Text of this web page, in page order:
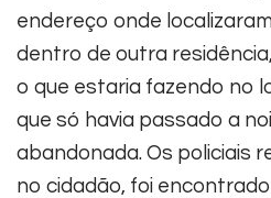
endereço onde
dentro de outra
o que estaria fazendo no
que só havia passado a
abandonada. Os policiais
no cidadão, foi